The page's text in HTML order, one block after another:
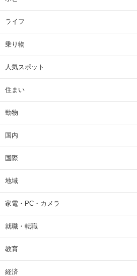
ライフ
乗り物
人気スポット
住まい
動物
国内
国際
地域
家電・PC・カメラ
就職・転職
教育
経済